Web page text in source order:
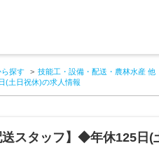
探す 技能工・設備・配送・農林水産 他
(土日祝休)の求人情報
スタッフ】◆年休125日(